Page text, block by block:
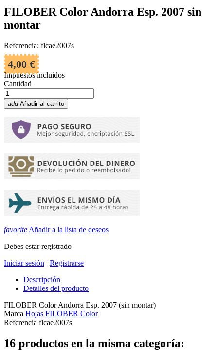
FILOBER Color Andorra Esp. 2007 sin
montar
Referencia: flcae2007s
4,00 €
Impuestos incluidos
Cantidad
add Añadir al carrito
favorite Añadir a la lista de deseos
Debes estar registrado
Iniciar sesión | Registrarse
Descripción
Detalles del producto
FILOBER Color Andorra Esp. 2007 (sin montar)
Marca Hojas FILOBER Color
Referencia flcae2007s
16 productos en la misma categoría: